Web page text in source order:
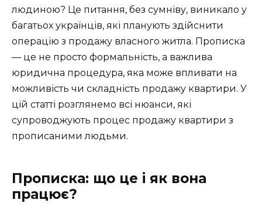
людиною? Це питання, без сумніву, виникало у
багатьох українців, які планують здійснити
операцію з продажу власного житла. Прописка
— це не просто формальність, а важлива
юридична процедура, яка може впливати на
можливість чи складність продажу квартири. У
цій статті розглянемо всі нюанси, які
супроводжують процес продажу квартири з
прописаними людьми.
Прописка: що це і як вона
працює?